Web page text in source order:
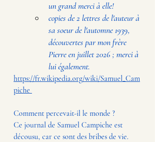
un grand merci à elle!
copies de 2 lettres de l'auteur à
sa soeur de l'automne 1939,
découvertes par mon frère
Pierre en juillet 2026 ; merci à
lui également.
https://fr.wikipedia.org/wiki/Samuel_Cam
piche
Comment percevait-il le monde ?
Ce journal de Samuel Campiche est
décousu, car ce sont des bribes de vie.